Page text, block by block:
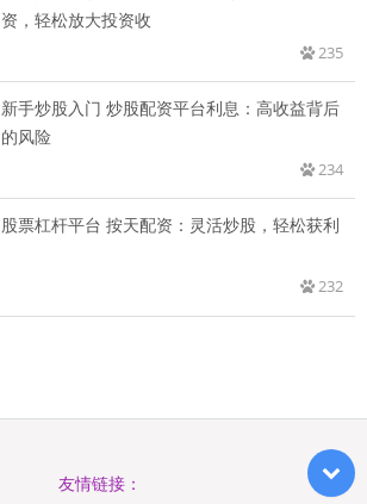
资，轻松放大投资收
235
新手炒股入门 炒股配资平台利息：高收益背后
的风险
234
股票杠杆平台 按天配资：灵活炒股，轻松获利
232
友情链接：